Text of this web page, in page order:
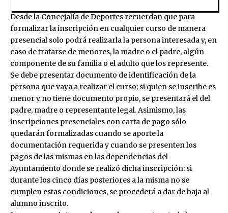
Desde la Concejalía de Deportes recuerdan que para
formalizar la inscripción en cualquier curso de manera
presencial solo podrá realizarla la persona interesada y, en
caso de tratarse de menores, la madre o el padre, algún
componente de su familia o el adulto que los represente.
Se debe presentar documento de identificación de la
persona que vaya a realizar el curso; si quien se inscribe es
menor y no tiene documento propio, se presentará el del
padre, madre o representante legal. Asimismo, las
inscripciones presenciales con carta de pago sólo
quedarán formalizadas cuando se aporte la
documentación requerida y cuando se presenten los
pagos de las mismas en las dependencias del
Ayuntamiento donde se realizó dicha inscripción; si
durante los cinco días posteriores a la misma no se
cumplen estas condiciones, se procederá a dar de baja al
alumno inscrito.